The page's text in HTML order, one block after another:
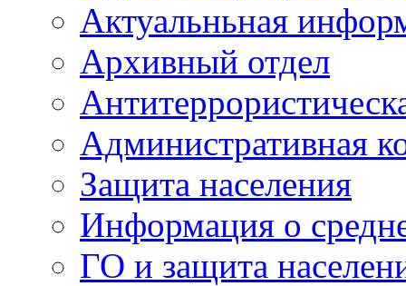
Актуальньная
Архивный отдел
Административная
Защита населения
Информация о
ГО и защита